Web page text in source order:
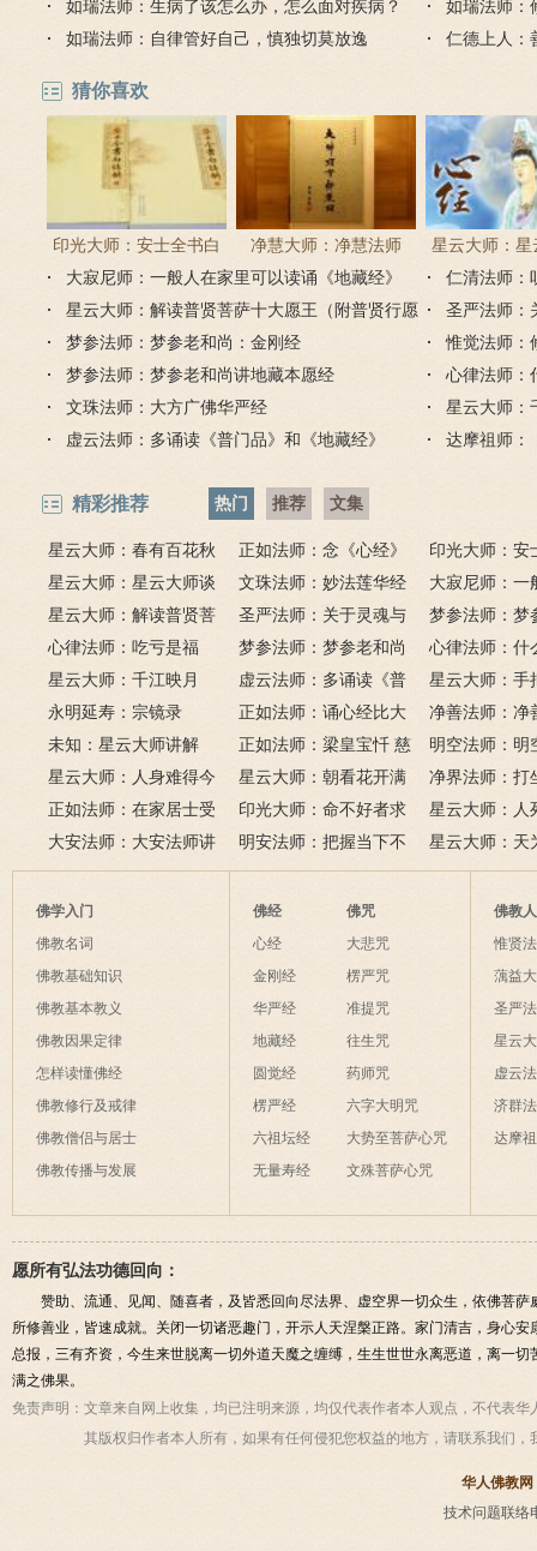
下价值最大化
如瑞法师：生病了该怎么办，怎么面对疾病？
如瑞法师：
如瑞法师：自律管好自己，慎独切莫放逸
仁德上人：
猜你喜欢
印光大师：安士全书白
话解
净慧大师：净慧法师
《楞严经》浅译
星云大师：星
《心经
大寂尼师：一般人在家里可以读诵《地藏经》
吗？
仁清法师：
星云大师：解读普贤菩萨十大愿王（附普贤行愿
品全文）
圣严法师：
梦参法师：梦参老和尚：金刚经
惟觉法师：
梦参法师：梦参老和尚讲地藏本愿经
心律法师：
文珠法师：大方广佛华严经
星云大师：
虚云法师：多诵读《普门品》和《地藏经》
达摩祖师：
精彩推荐 热门 推荐 文集
星云大师：春有百花秋
有月，夏有凉风冬有雪；
若无闲事挂心头，便是人
间好时节。
正如法师：念《心经》
比《大悲咒》更好吗？
印光大师：安
话解
星云大师：星云大师谈
《心经》
文珠法师：妙法莲华经
大寂尼师：一
里可以读诵《
吗？
星云大师：解读普贤菩
萨十大愿王（附普贤行愿
品全文）
圣严法师：关于灵魂与
鬼的终极真相
梦参法师：梦
尚：金刚经
心律法师：吃亏是福
梦参法师：梦参老和尚
讲地藏本愿经
心律法师：什
有缘？
星云大师：千江映月
虚云法师：多诵读《普
门品》和《地藏经》
星云大师：手
满田，低头便
六根清净方为
来是向前。
永明延寿：宗镜录
正如法师：诵心经比大
悲咒功德大吗
净善法师：净
看风水与算命
运？
未知：星云大师讲解
正如法师：梁皇宝忏 慈
悲道场
明空法师：明
《心经》中的
星云大师：人身难得今
已得，佛法难闻今已闻；
此身不向今生度，更向何
生度此身？
星云大师：朝看花开满
树红，暮看花落树还空；
若将花比人间事，花与人
间事一同。
净界法师：打
该怎么念佛？
正如法师：在家居士受
五戒可以搭缦衣吗？
印光大师：命不好者求
美好姻缘，有个简单方
法
星云大师：人
是怎样的？
大安法师：大安法师讲
解
明安法师：把握当下不
后悔
星云大师：天
为毡，日月星
夜间不敢长伸
破海底天。
佛学入门
佛教名词
佛教基础知识
佛教基本教义
佛教因果定律
怎样读懂佛经
佛教修行及戒律
佛教僧侣与居士
佛教传播与发展
佛经
心经
金刚经
华严经
地藏经
圆觉经
楞严经
六祖坛经
无量寿经
佛咒
大悲咒
楞严咒
准提咒
往生咒
药师咒
六字大明咒
大势至菩萨心咒
文殊菩萨心咒
佛教
惟贤
蕅益
圣严
星云
虚云
济群
达摩
愿所有弘法功德回向：
赞助、流通、见闻、随喜者，及皆悉回向尽法界、虚空界一切众生，依佛菩
所修善业，皆速成就。关闭一切诸恶趣门，开示人天涅槃正路。家门清吉，身心
总报，三有齐资，今生来世脱离一切外道天魔之缠缚，生生世世永离恶道，离一
满之佛果。
免责声明： 文章来自网上收集，均已注明来源，均仅代表作者本人观点，不代表
其版权归作者本人所有，如果有任何侵犯您权益的地方，请联系我们，
华人佛教网
技术问题联络